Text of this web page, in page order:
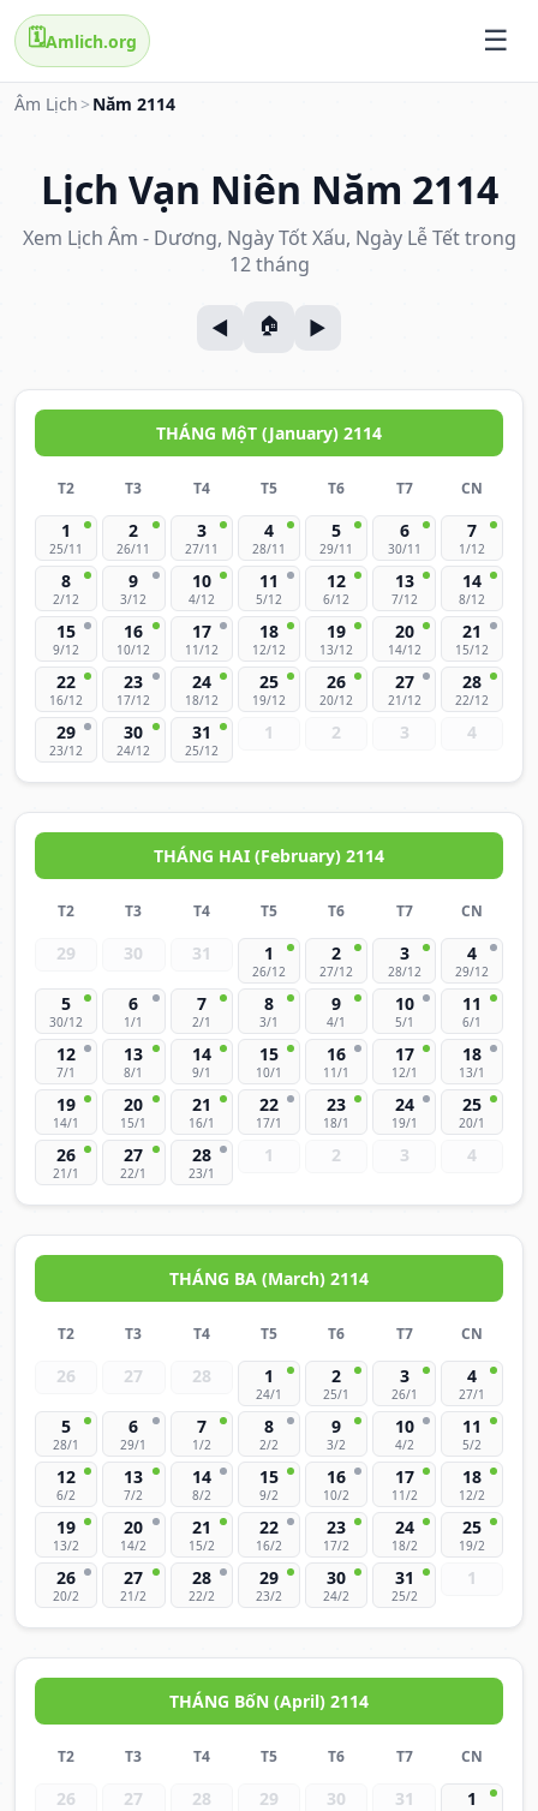
🗓️Amlich.org
Âm Lịch > Năm 2114
Lịch Vạn Niên Năm 2114
Xem Lịch Âm - Dương, Ngày Tốt Xấu, Ngày Lễ Tết trong
12 tháng
THÁNG MộT (January) 2114
T2 T3 T4 T5 T6 T7 CN
1
25/11
2
26/11
3
27/11
4
28/11
5
29/11
6
30/11
7
1/12
8
2/12
9
3/12
10
4/12
11
5/12
12
6/12
13
7/12
14
8/12
15
9/12
16
10/12
17
11/12
18
12/12
19
13/12
20
14/12
21
15/12
22
16/12
23
17/12
24
18/12
25
19/12
26
20/12
27
21/12
28
22/12
29
23/12
30
24/12
31
25/12
1 2 3 4
THÁNG HAI (February) 2114
T2 T3 T4 T5 T6 T7 CN
29 30 31 1
26/12
2
27/12
3
28/12
4
29/12
5
30/12
6
1/1
7
2/1
8
3/1
9
4/1
10
5/1
11
6/1
12
7/1
13
8/1
14
9/1
15
10/1
16
11/1
17
12/1
18
13/1
19
14/1
20
15/1
21
16/1
22
17/1
23
18/1
24
19/1
25
20/1
26
21/1
27
22/1
28
23/1
1 2 3 4
THÁNG BA (March) 2114
T2 T3 T4 T5 T6 T7 CN
26 27 28 1
24/1
2
25/1
3
26/1
4
27/1
5
28/1
6
29/1
7
1/2
8
2/2
9
3/2
10
4/2
11
5/2
12
6/2
13
7/2
14
8/2
15
9/2
16
10/2
17
11/2
18
12/2
19
13/2
20
14/2
21
15/2
22
16/2
23
17/2
24
18/2
25
19/2
26
20/2
27
21/2
28
22/2
29
23/2
30
24/2
31
25/2
1
THÁNG BốN (April) 2114
T2 T3 T4 T5 T6 T7 CN
26 27 28 29 30 31 1